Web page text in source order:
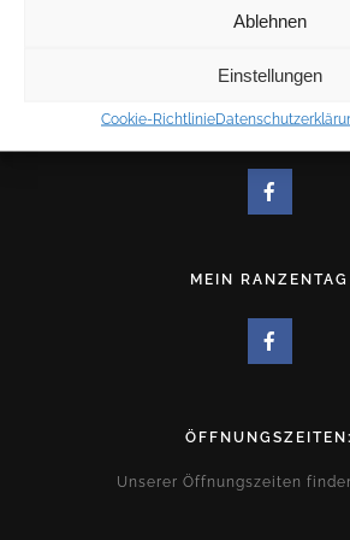
Ablehnen
Einstellungen
Cookie-Richtlinie
FACEBOOKSEITE
MEIN RANZENTAG
ÖFFNUNGSZEITEN:
Unserer Öffnungszeiten